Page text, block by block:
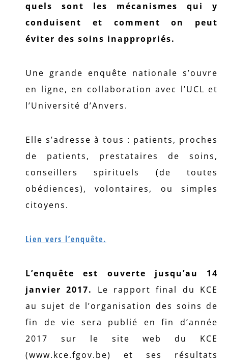
quels sont les mécanismes qui y
conduisent et comment on peut
éviter des soins inappropriés.
Une grande enquête nationale s’ouvre
en ligne, en collaboration avec l’UCL et
l’Université d’Anvers.
Elle s’adresse à tous : patients, proches
de patients, prestataires de soins,
conseillers spirituels (de toutes
obédiences), volontaires, ou simples
citoyens.
Lien vers l’enquête.
L’enquête est ouverte jusqu’au 14
janvier 2017.
Le rapport final du KCE
au sujet de l’organisation des soins de
fin de vie sera publié en fin d’année
2017 sur le site web du KCE
(www.kce.fgov.be) et ses résultats